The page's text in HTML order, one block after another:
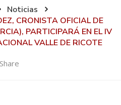
Noticias
CRONISTA OFICIAL DE
PARTICIPARÁ EN EL IV
VALLE DE RICOTE
Share